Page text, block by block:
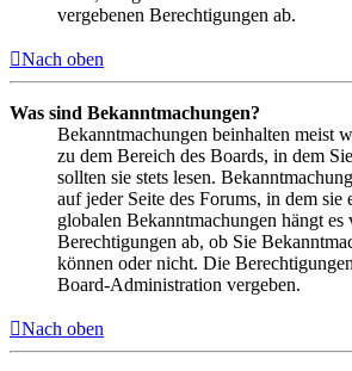
vergebenen Berechtigungen ab.
Nach oben
Was sind Bekanntmachungen?
Bekanntmachungen beinhalten meist
zu dem Bereich des Boards, in dem
sollten sie stets lesen.
auf jeder Seite des Forums, in dem
globalen Bekanntmachungen hängt es
Berechtigungen ab, ob Sie
können oder nicht. Die
Board-Administration vergeben.
Nach oben